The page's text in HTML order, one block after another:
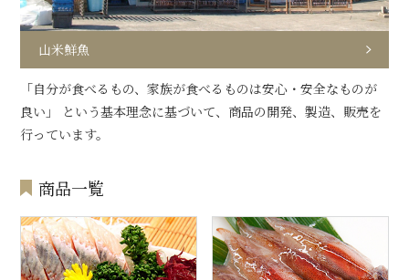
山米鮮魚
「自分が食べるもの、家族が食べるものは安心・安全なものが
良い」 という基本理念に基づいて、商品の開発、製造、販売を
行っています。
商品一覧